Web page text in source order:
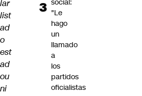
lar
list
ad
o
est
ad
ou
ni
social:
"Le
hago
un
llamado
a
los
partidos
oficialistas